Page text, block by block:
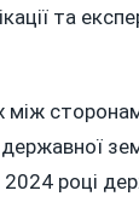
та
2024 році